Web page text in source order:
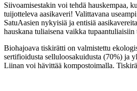
Siivoamisestakin voi tehdä hauskempaa,
tuijotteleva aasikaveri! Valittavana
SatuAasien nykyisiä ja entisiä
hauskana tuliaisena vaikka
Biohajoava tiskirätti on valmistettu
sertifioidusta selluloosakuidusta (70%) ja
Liinan voi hävittää kompostoimalla.